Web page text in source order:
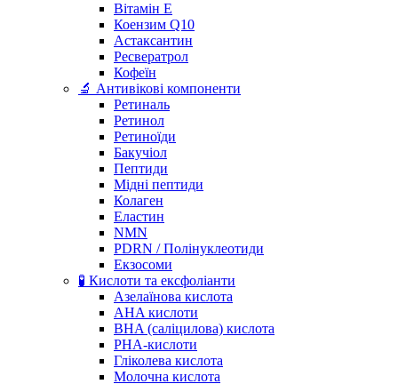
Вітамін Е
Коензим Q10
Астаксантин
Ресвератрол
Кофеїн
🔬 Антивікові компоненти
Ретиналь
Ретинол
Ретиноїди
Бакучіол
Пептиди
Мідні пептиди
Колаген
Еластин
NMN
PDRN / Полінуклеотиди
Екзосоми
🧪 Кислоти та ексфоліанти
Азелаїнова кислота
AHA кислоти
BHA (саліцилова) кислота
PHA-кислоти
Гліколева кислота
Молочна кислота